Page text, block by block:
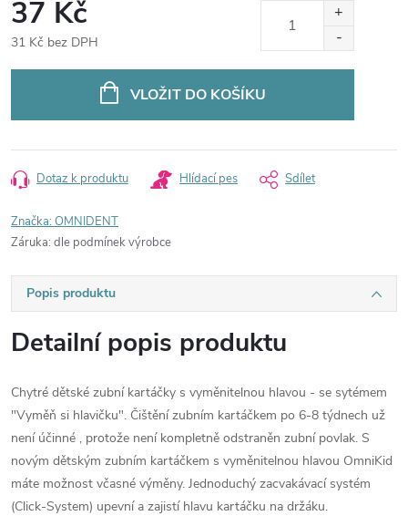
37 Kč
31 Kč bez DPH
VLOŽIT DO KOŠÍKU
Dotaz k produktu Hlídací pes Sdílet
Značka:OMNIDENT
Záruka: dle podmínek výrobce
Popis produktu
Detailní popis produktu
Chytré dětské zubní kartáčky s vyměnitelnou hlavou - se sytémem
"Vyměň si hlavičku". Čištění zubním kartáčkem po 6-8 týdnech už
není účinné , protože není kompletně odstraněn zubní povlak. S
novým dětským zubním kartáčkem s vyměnitelnou hlavou OmniKid
máte možnost včasné výměny. Jednoduchý zacvakávací systém
(Click-System) upevní a zajistí hlavu kartáčku na držáku.